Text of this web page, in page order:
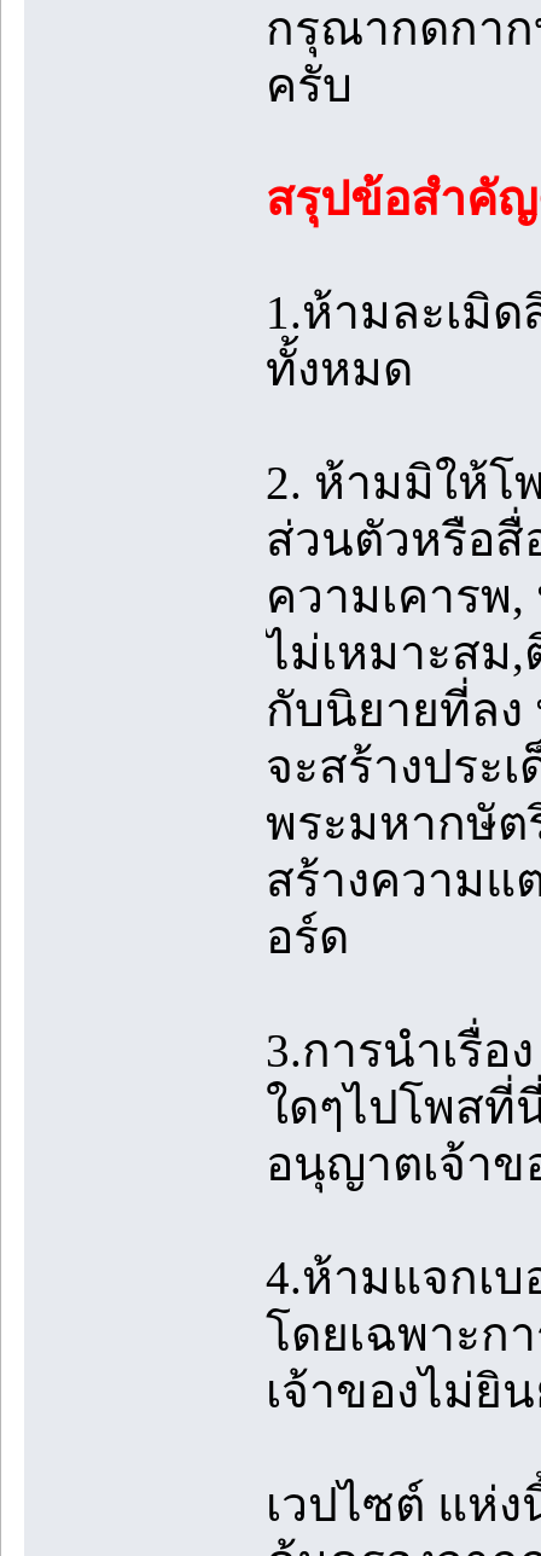
กรุณากดกา
ครับ
สรุปข้อสำคั
1.ห้ามละเมิ
ทั้งหมด
2. ห้ามมิให้โ
ส่วนตัวหรือสื่
ความเคารพ
ไม่เหมาะสม
กับนิยายที่ล
จะสร้างประ
พระมหากษัต
สร้างความแ
อร์ด
3.การนำเรื่
ใดๆไปโพส
อนุญาตเจ้าข
4.ห้ามแจกเบ
โดยเฉพาะก
เจ้าของไม่ยิ
เวปไซต์ แห่